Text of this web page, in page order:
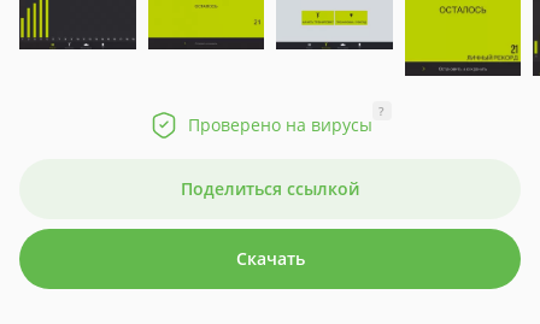
Проверено на вирусы
?
Поделиться ссылкой
Скачать